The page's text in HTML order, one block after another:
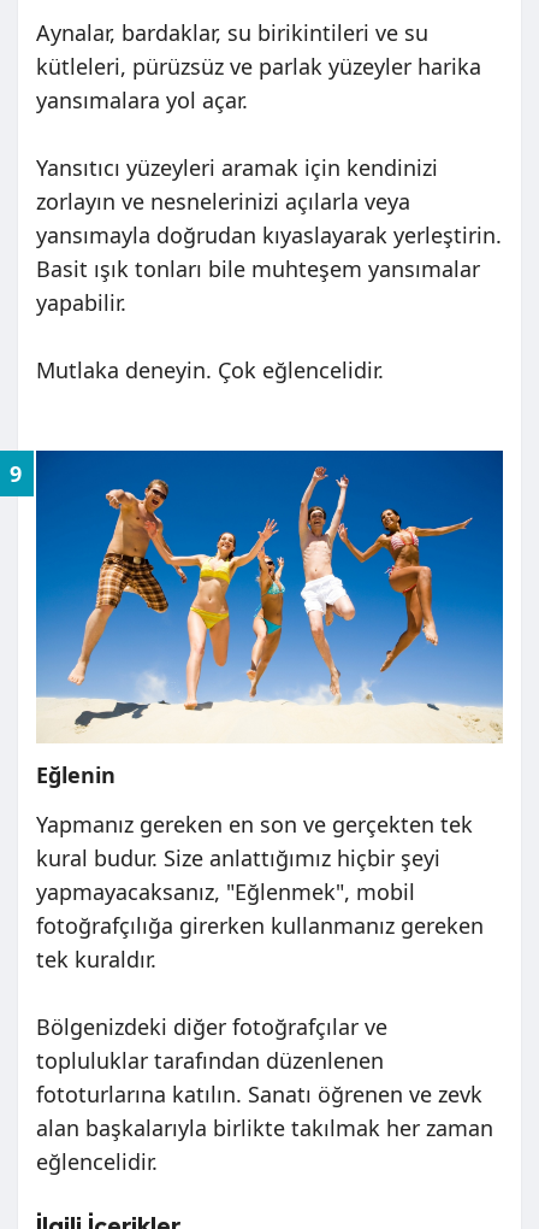
Aynalar, bardaklar, su birikintileri ve su
kütleleri, pürüzsüz ve parlak yüzeyler harika
yansımalara yol açar.
Yansıtıcı yüzeyleri aramak için kendinizi
zorlayın ve nesnelerinizi açılarla veya
yansımayla doğrudan kıyaslayarak yerleştirin.
Basit ışık tonları bile muhteşem yansımalar
yapabilir.
Mutlaka deneyin. Çok eğlencelidir.
9
Eğlenin
Yapmanız gereken en son ve gerçekten tek
kural budur. Size anlattığımız hiçbir şeyi
yapmayacaksanız, "Eğlenmek", mobil
fotoğrafçılığa girerken kullanmanız gereken
tek kuraldır.
Bölgenizdeki diğer fotoğrafçılar ve
topluluklar tarafından düzenlenen
fototurlarına katılın. Sanatı öğrenen ve zevk
alan başkalarıyla birlikte takılmak her zaman
eğlencelidir.